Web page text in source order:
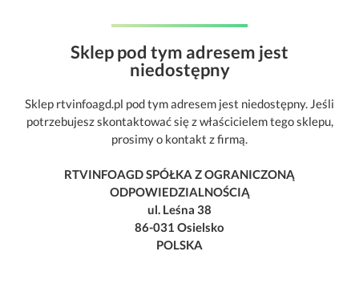
Sklep pod tym adresem jest
niedostępny
Sklep rtvinfoagd.pl pod tym adresem jest niedostępny. Jeśli
potrzebujesz skontaktować się z właścicielem tego sklepu,
prosimy o kontakt z firmą.
RTVINFOAGD SPÓŁKA Z OGRANICZONĄ
ODPOWIEDZIALNOŚCIĄ
ul. Leśna 38
86-031 Osielsko
POLSKA